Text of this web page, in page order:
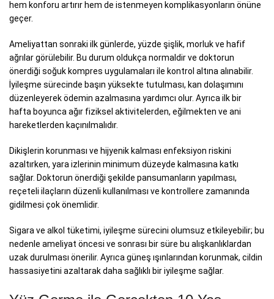
hem konforu artırır hem de istenmeyen komplikasyonların önüne
geçer.
Ameliyattan sonraki ilk günlerde, yüzde şişlik, morluk ve hafif
ağrılar görülebilir. Bu durum oldukça normaldir ve doktorun
önerdiği soğuk kompres uygulamaları ile kontrol altına alınabilir.
İyileşme sürecinde başın yüksekte tutulması, kan dolaşımını
düzenleyerek ödemin azalmasına yardımcı olur. Ayrıca ilk bir
hafta boyunca ağır fiziksel aktivitelerden, eğilmekten ve ani
hareketlerden kaçınılmalıdır.
Dikişlerin korunması ve hijyenik kalması enfeksiyon riskini
azaltırken, yara izlerinin minimum düzeyde kalmasına katkı
sağlar. Doktorun önerdiği şekilde pansumanların yapılması,
reçeteli ilaçların düzenli kullanılması ve kontrollere zamanında
gidilmesi çok önemlidir.
Sigara ve alkol tüketimi, iyileşme sürecini olumsuz etkileyebilir; bu
nedenle ameliyat öncesi ve sonrası bir süre bu alışkanlıklardan
uzak durulması önerilir. Ayrıca güneş ışınlarından korunmak, cildin
hassasiyetini azaltarak daha sağlıklı bir iyileşme sağlar.